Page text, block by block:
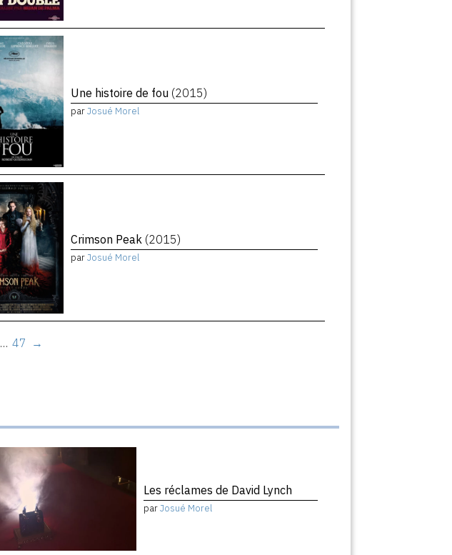
Une histoire de fou (2015)
parJosué Morel
Crimson Peak (2015)
parJosué Morel
… 47 →
Les réclames de David Lynch
parJosué Morel